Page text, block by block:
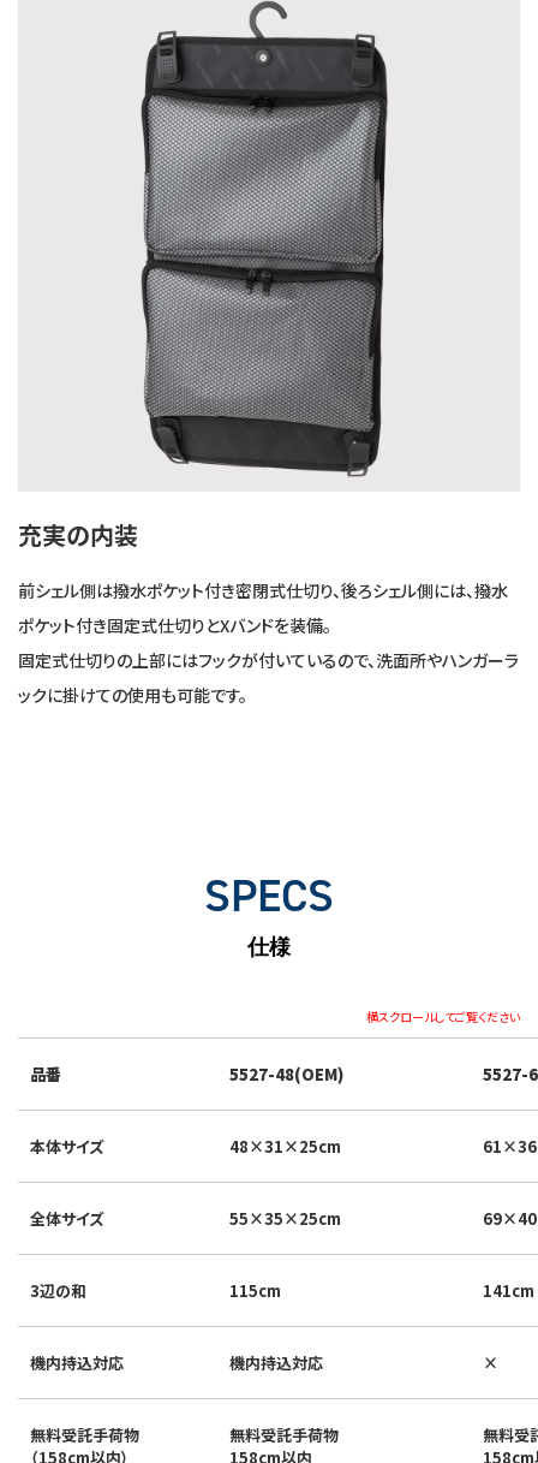
充実の内装
前シェル側は撥水ポケット付き密閉式仕切り、後ろシェル側には、撥水
ポケット付き固定式仕切りとXバンドを装備。
固定式仕切りの上部にはフックが付いているので、洗面所やハンガーラ
ックに掛けての使用も可能です。
SPECS
仕様
横スクロールしてご覧ください
品番 5527-48(OEM) 5527-
本体サイズ 48×31×25cm
全体サイズ 55×35×25cm
3辺の和 115cm 141cm
機内持込対応 機内持込対応 ×
無料受託手荷物
（158cm以内）
無料受託手荷物
158cm以内
無料受
158cm